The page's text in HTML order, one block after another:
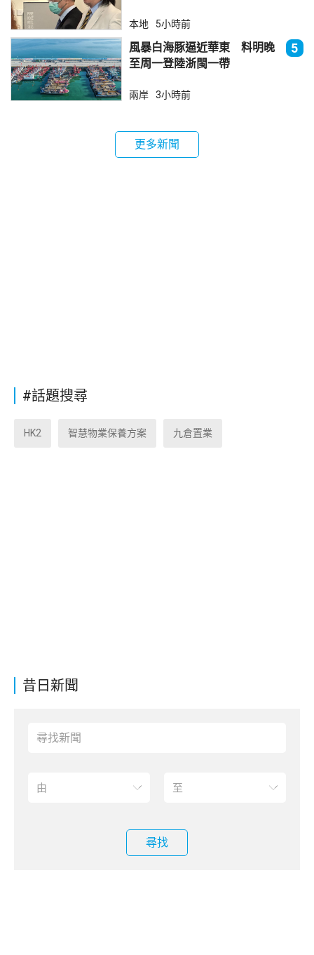
昔日新聞
尋找
本地 5小時前
風暴白海豚逼近華東 料明晚
至周一登陸浙閩一帶
5
兩岸 3小時前
更多新聞
#話題搜尋
HK2 智慧物業保養方案 九倉置業